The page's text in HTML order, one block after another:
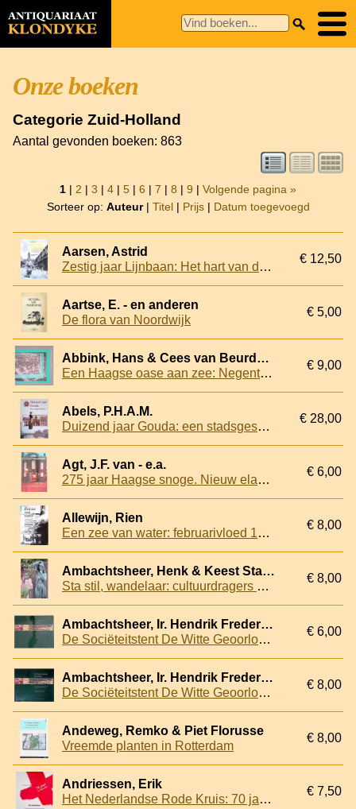
Onze boeken
Categorie Zuid-Holland
Aantal gevonden boeken: 863
1 | 2 | 3 | 4 | 5 | 6 | 7 | 8 | 9 | Volgende pagina »
Sorteer op: Auteur| Titel| Prijs| Datum toegevoegd
Aarsen, Astrid
Zestig jaar Lijnbaan: Het hart van de Rotterdamse wederopbouw
€ 12,50
Aartse, E. - en anderen
De flora van Noordwijk
€ 5,00
Abbink, Hans & Cees van Beurden & Loes Meijer - en anderen
Een Haagse oase aan zee: Negentig jaar Vogelwijk
€ 9,00
Abels, P.H.A.M.
Duizend jaar Gouda: een stadsgeschiedenis
€ 28,00
Agt, J.F. van - e.a.
275 jaar Haagse snoge. Nieuw elan in eeuwenoud gebouw
€ 6,00
Allewijn, Rien
Een zee van water: februarivloed 1953 over de Hoeksche Waard en het Eiland Dordrecht
€ 8,00
Ambachtsheer, Henk & Keest Stal & Rita Hulsman
Sta stil, wandelaar: cultuurdragers en monumenten op Haagse begraafplaatsen
€ 8,00
Ambachtsheer, Ir. Hendrik Frederik & Mr. Hendrik Cornelis Grootveld
De Sociëteitstent De Witte Geoorloofde uithuizigheid in het Haagsche Bosch 1819-1943
€ 6,00
Ambachtsheer, Ir. Hendrik Frederik & Mr. Hendrik Cornelis Grootveld
De Sociëteitstent De Witte Geoorloofde uithuizigheid in het Haagsche Bosch 1819-1943
€ 8,00
Andeweg, Remko & Piet Florusse
Vreemde planten in Rotterdam
€ 8,00
Andriessen, Erik
Het Nederlandse Rode Kruis: 70 jaar in Rijswijk
€ 7,50